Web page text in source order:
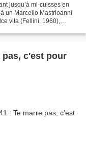
jusqu’à mi-cuisses en
un Marcello Mastrioanni
vita (Fellini, 1960),
pas, c'est pour